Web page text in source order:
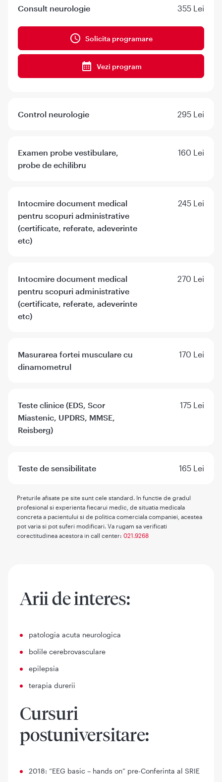
Consult neurologie 355 Lei
Solicita programare
Vezi program
Control neurologie 295 Lei
Examen probe vestibulare,
probe de echilibru
160 Lei
Intocmire document medical
pentru scopuri administrative
(certificate, referate, adeverinte
etc)
245 Lei
Intocmire document medical
pentru scopuri administrative
(certificate, referate, adeverinte
etc)
270 Lei
Masurarea fortei musculare cu
dinamometrul
170 Lei
Teste clinice (EDS, Scor
Miastenic, UPDRS, MMSE,
Reisberg)
175 Lei
Teste de sensibilitate 165 Lei
Preturile afisate pe site sunt cele standard. In functie de gradul
profesional si experienta fiecarui medic, de situatia medicala
concreta a pacientului si de politica comerciala companiei, acestea
pot varia si pot suferi modificari. Va rugam sa verificati
corectitudinea acestora in call center: 021.9268
Arii de interes:
patologia acuta neurologica
bolile cerebrovasculare
epilepsia
terapia durerii
Cursuri
postuniversitare:
2018: “EEG basic – hands on” pre-Conferinta al SRIE